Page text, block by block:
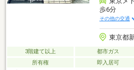
歩6分
その他の交通
東京都
3階建て以上 都市ガス
所有権
即入居可